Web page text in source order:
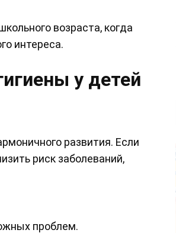
возраста, когда
интереса.
у детей
развития. Если
риск заболеваний,
проблем.